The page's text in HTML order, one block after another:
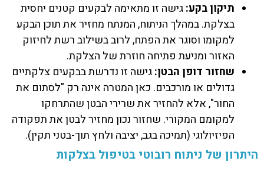
תיקון בקע:גישה זו מתאימה לבקעים קטנים יחסית
בצלקת. במהלך הניתוח, המנתח מחזיר את תוכן הבקע
למקומו וסוגר את הפתח, לרוב בשילוב רשת לחיזוק
האזור ומניעת פתיחה חוזרת של הצלקת.
שחזור דופן הבטן:גישה זו נדרשת בבקעים צלקתיים
גדולים או מורכבים. כאן המטרה אינה רק "לסתום את
החור", אלא להחזיר את שרירי הבטן שהתרחקו
למקומם המקורי. שחזור נכון מחזיר לבטן את תפקודה
הפיזיולוגי (תמיכה בגב, יציבה ולחץ תוך-בטני תקין).
היתרון של ניתוח רובוטי בטיפול בצלקות